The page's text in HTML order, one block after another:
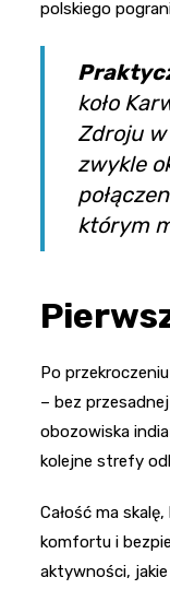
polskiego
koło
Zdroju
zwykle
którym
Po
– bez
obozowiska
kolejne strefy
Całość ma
komfortu i
aktywności,